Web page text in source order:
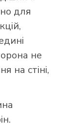
для
не
на стіні,